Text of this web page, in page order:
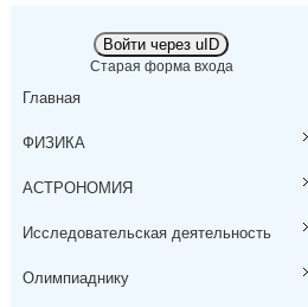
Войти через uID
Старая форма входа
Главная
ФИЗИКА
АСТРОНОМИЯ
Исследовательская деятельность
Олимпиаднику